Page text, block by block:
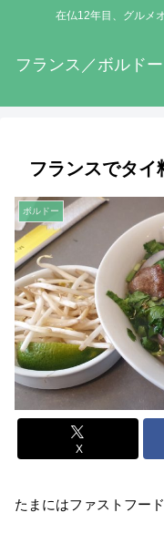
在仏12年目、グルメ
フランス／ボルド
フランスでタイ
ボルドー
X
たまにはファストフー